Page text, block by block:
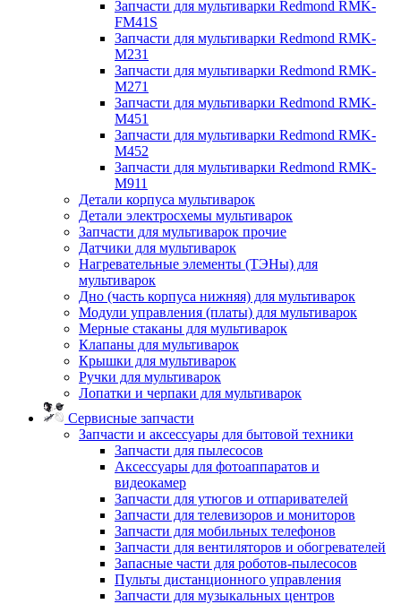
Запчасти для мультиварки Redmond RMK-
FM41S
Запчасти для мультиварки Redmond RMK-
M231
Запчасти для мультиварки Redmond RMK-
M271
Запчасти для мультиварки Redmond RMK-
M451
Запчасти для мультиварки Redmond RMK-
M452
Запчасти для мультиварки Redmond RMK-
M911
Детали корпуса мультиварок
Детали электросхемы мультиварок
Запчасти для мультиварок прочие
Датчики для мультиварок
Нагревательные элементы (ТЭНы) для
мультиварок
Дно (часть корпуса нижняя) для мультиварок
Модули управления (платы) для мультиварок
Мерные стаканы для мультиварок
Клапаны для мультиварок
Крышки для мультиварок
Ручки для мультиварок
Лопатки и черпаки для мультиварок
Сервисные запчасти
Запчасти и аксессуары для бытовой техники
Запчасти для пылесосов
Аксессуары для фотоаппаратов и
видеокамер
Запчасти для утюгов и отпаривателей
Запчасти для телевизоров и мониторов
Запчасти для мобильных телефонов
Запчасти для вентиляторов и обогревателей
Запасные части для роботов-пылесосов
Пульты дистанционного управления
Запчасти для музыкальных центров